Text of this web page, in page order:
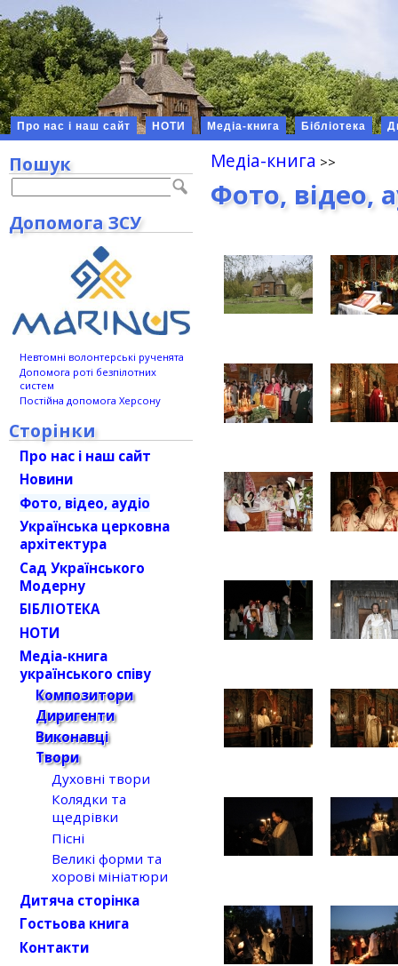
Про нас і наш сайт НОТИ Медіа-книга Бібліотека
Медіа-книга
Фото, відео,
Пошук
Допомога ЗСУ
Невтомні волонтерські рученята
Допомога роті безпілотних
систем
Постійна допомога Херсону
Сторінки
Про нас і наш сайт
Новини
Фото, відео, аудіо
Українська церковна
архітектура
Сад Українського
Модерну
БІБЛІОТЕКА
НОТИ
Медіа-книга
українського співу
Композитори
Диригенти
Виконавці
Твори
Духовні твори
Колядки та
щедрівки
Пісні
Великі форми та
хорові мініатюри
Дитяча сторінка
Гостьова книга
Контакти